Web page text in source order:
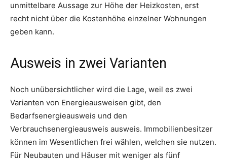
unmittelbare Aussage zur Höhe der Heizkosten, erst
recht nicht über die Kostenhöhe einzelner Wohnungen
geben kann.
Ausweis in zwei Varianten
Noch unübersichtlicher wird die Lage, weil es zwei
Varianten von Energieausweisen gibt, den
Bedarfsenergieausweis und den
Verbrauchsenergieausweis ausweis. Immobilienbesitzer
können im Wesentlichen frei wählen, welchen sie nutzen.
Für Neubauten und Häuser mit weniger als fünf